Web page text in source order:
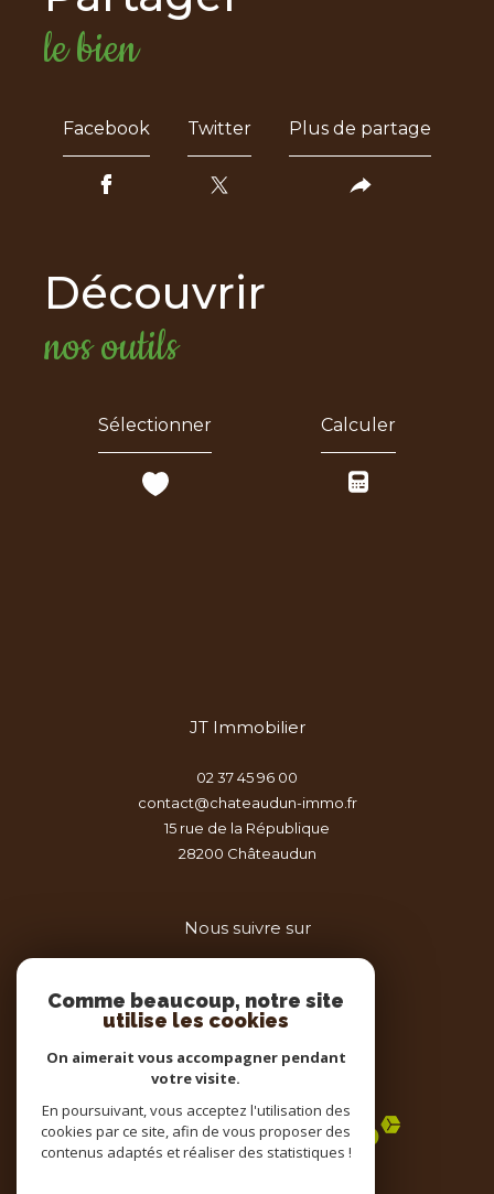
le bien
Facebook Twitter Plus de partage
découvrir
nos outils
Sélectionner Calculer
JT Immobilier
02 37 45 96 00
contact@chateaudun-immo.fr
15 rue de la République
28200
châteaudun
Nous suivre sur
Adhérents
Comme beaucoup, notre site
utilise les cookies
On aimerait vous accompagner pendant
votre visite.
En poursuivant, vous acceptez l'utilisation des
cookies par ce site, afin de vous proposer des
contenus adaptés et réaliser des statistiques !